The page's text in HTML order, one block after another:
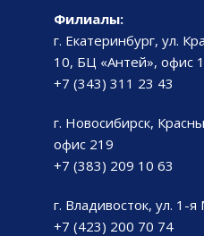
Филиалы:
г. Екатеринбург, ул.
10, БЦ «Антей», офис
+7 (343) 311 23 43
г. Новосибирск,
офис 219
+7 (383) 209 10 63
г. Владивосток, ул. 1-я
+7 (423) 200 70 74